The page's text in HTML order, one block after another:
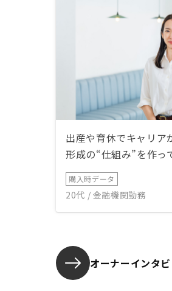
出産や育休でキャリア
形成の“仕組み”を作っ
購入時データ
20代 / 金融機関勤務
オーナーインタ